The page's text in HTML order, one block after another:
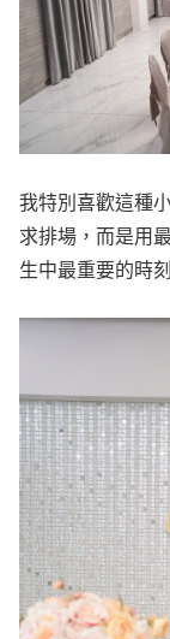
我特別喜歡這種
求排場，而是用
生中最重要的時刻